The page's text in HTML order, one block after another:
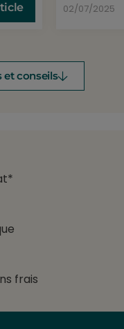
02/07/2025
et conseils
frais